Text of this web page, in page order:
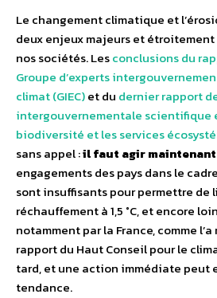
Le changement climatique et
deux enjeux majeurs et
nos sociétés. Lesconclusions du
Groupe d’experts
climat (GIEC)et du dernier rapport
intergouvernementale scientifique
biodiversité et les services
sans appel :il faut agir maintenant
engagements des pays dans le
sont insuffisants pour permettre de
réchauffement à 1,5 °C, et encore
notamment par la France, comme
rapport du Haut Conseil pour le
tard, et une action immédiate peut
tendance.